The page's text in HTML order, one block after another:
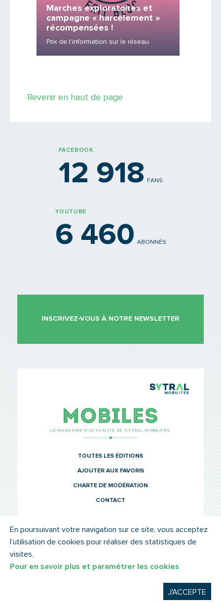
Marches exploratoires et
campagne « harcèlement »
récompensées !
Prix de l’information sur le réseau
Revenir en haut de page
FACEBOOK
12 918 FANS
YOUTUBE
6 460 ABONNÉS
INSCRIVEZ-VOUS À NOTRE NEWSLETTER
LE MAGAZINE D’ACTUALITÉ DE SYTRAL MOBILITÉS
TOUTES LES ÉDITIONS
AJOUTER AUX FAVORIS
CHARTE DE MODÉRATION
CONTACT
© SYTRAL MOBILITÉS 2022 MENTIONS LÉGALES
En poursuivant votre navigation sur ce site, vous acceptez
l’utilisation de cookies pour réaliser des statistiques de
visites.
Pour en savoir plus et paramétrer les cookies
J'ACCEPTE